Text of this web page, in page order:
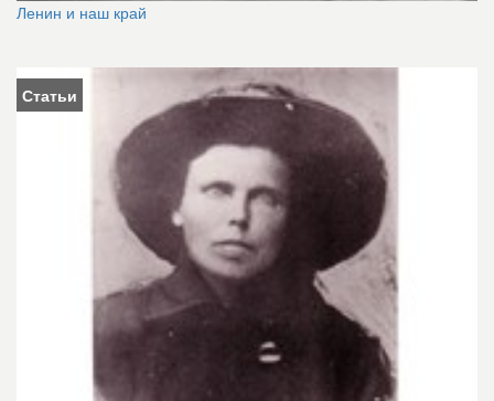
Ленин и наш край
Статьи